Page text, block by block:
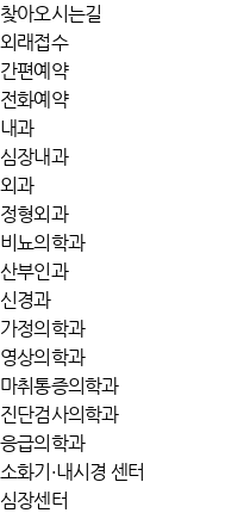
찾아오시는길
외래접수
간편예약
전화예약
내과
심장내과
외과
정형외과
비뇨의학과
산부인과
신경과
가정의학과
영상의학과
마취통증의학과
진단검사의학과
응급의학과
소화기·내시경 센터
심장센터